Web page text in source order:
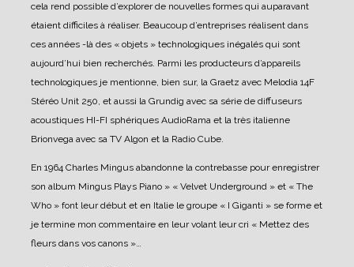
cela rend possible d’explorer de nouvelles formes qui auparavant
étaient difficiles à réaliser. Beaucoup d’entreprises réalisent dans
ces années -là des « objets » technologiques inégalés qui sont
aujourd’hui bien recherchés. Parmi les producteurs d’appareils
technologiques je mentionne, bien sur, la Graetz avec Melodia 14F
Stéréo Unit 250, et aussi la Grundig avec sa série de diffuseurs
acoustiques HI-FI sphériques AudioRama et la très italienne
Brionvega avec sa TV Algon et la Radio Cube.
En 1964 Charles Mingus abandonne la contrebasse pour enregistrer
son album Mingus Plays Piano » « Velvet Underground » et « The
Who » font leur début et en Italie le groupe « I Giganti » se forme et
je termine mon commentaire en leur volant leur cri « Mettez des
fleurs dans vos canons »…